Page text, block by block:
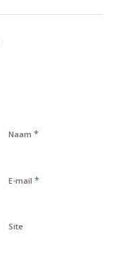
Naam *
E-mail *
Site